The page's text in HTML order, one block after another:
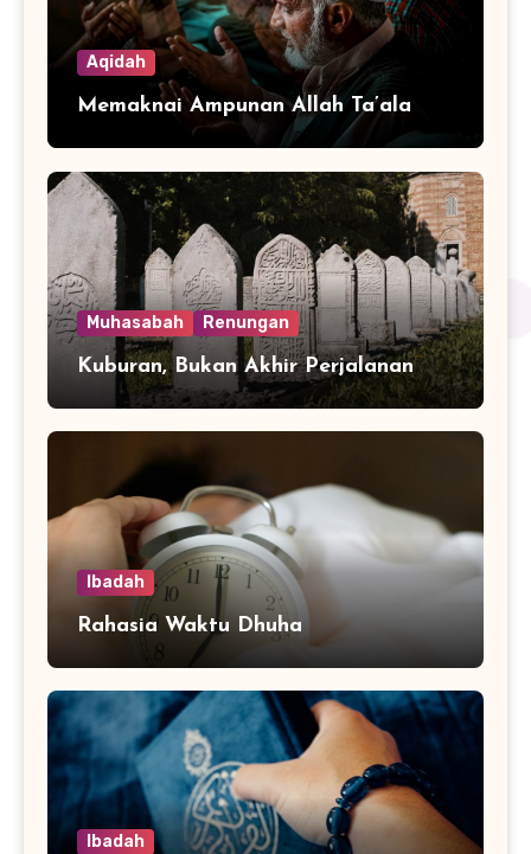
Aqidah
Memaknai Ampunan Allah Ta’ala
Muhasabah Renungan
Kuburan, Bukan Akhir Perjalanan
Ibadah
Rahasia Waktu Dhuha
Ibadah